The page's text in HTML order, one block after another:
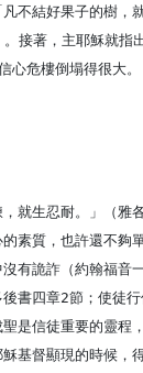
不結好果子的樹
著，主耶穌就
危樓倒塌得很大。
就生忍耐。」（
素質，也許還不
有詭詐（約翰福
書四章2節；使徒
信徒重要的靈
基督顯現的時候，